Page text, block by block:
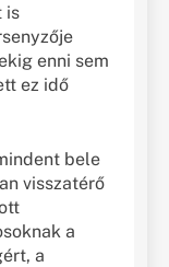
is
enni sem
ez idő
bele
visszatérő
a
a